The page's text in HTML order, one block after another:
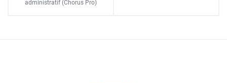
administratif (Chorus Pro)